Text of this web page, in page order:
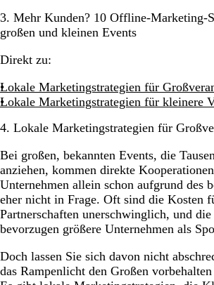
3. Mehr Kunden? 10 Offline-Marketing-
großen und kleinen Events
Direkt zu:
Lokale Marketingstrategien für
Lokale Marketingstrategien für kleinere
4. Lokale Marketingstrategien für
Bei großen, bekannten Events, die
anziehen, kommen direkte
Unternehmen allein schon aufgrund des
eher nicht in Frage. Oft sind die Kosten
Partnerschaften unerschwinglich, und die
bevorzugen größere Unternehmen als
Doch lassen Sie sich davon nicht
das Rampenlicht den Großen